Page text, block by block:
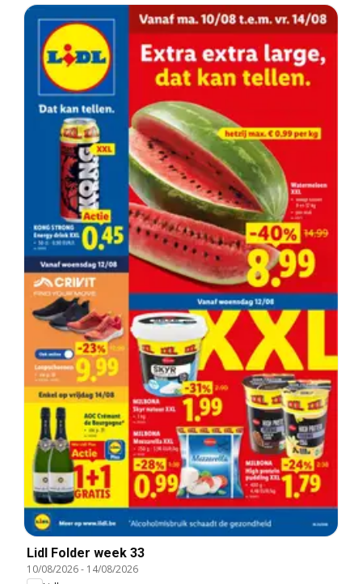
Lidl Folder week 33
10/08/2026- 14/08/2026